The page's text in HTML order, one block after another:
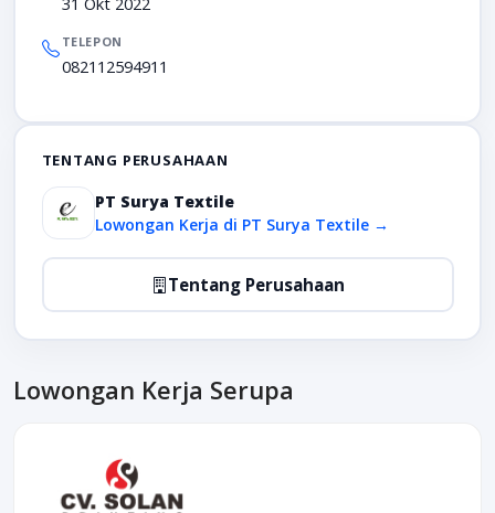
TELEPON
082112594911
TENTANG PERUSAHAAN
PT Surya Textile
Lowongan Kerja di PT Surya Textile →
Tentang Perusahaan
Lowongan Kerja Serupa